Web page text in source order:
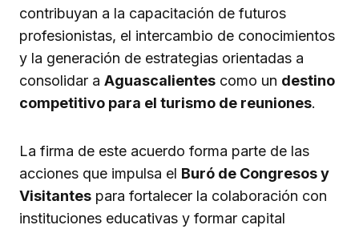
contribuyan a la capacitación de futuros
profesionistas, el intercambio de conocimientos
y la generación de estrategias orientadas a
consolidar a Aguascalientes como un destino
competitivo para el turismo de reuniones.
La firma de este acuerdo forma parte de las
acciones que impulsa el Buró de Congresos y
Visitantes para fortalecer la colaboración con
instituciones educativas y formar capital